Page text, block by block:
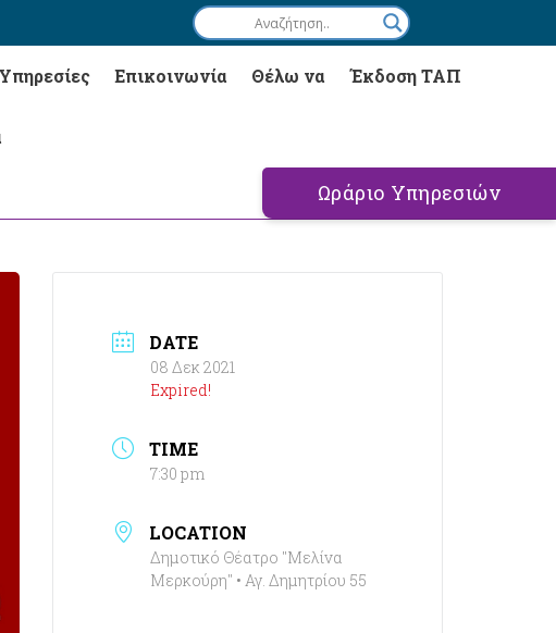
Υπηρεσίες Επικοινωνία Θέλω να Έκδοση ΤΑΠ
Ωράριο Υπηρεσιών
DATE
08 Δεκ 2021
Expired!
TIME
7:30 pm
LOCATION
Δημοτικό Θέατρο "Μελίνα
Μερκούρη" • Αγ. Δημητρίου 55